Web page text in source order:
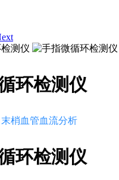
环检测仪
梢血管血流分析
环检测仪